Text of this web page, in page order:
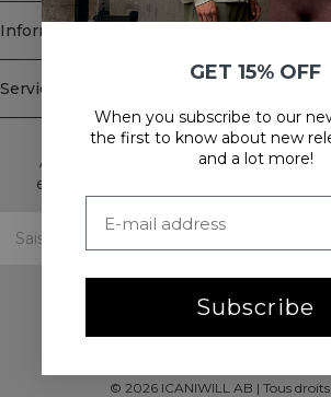
Information
Service client
Newsletter
Abonnez-vous à notre newsletter!
exclusives, nos dernières nouvelles et
© 2026ICANIWILL AB | Tous
GET 15% OFF
When you subscribe to our
the first to know about new
and a lot more!
Subscribe